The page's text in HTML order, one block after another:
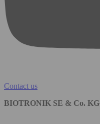
Contact us
BIOTRONIK SE & Co. KG